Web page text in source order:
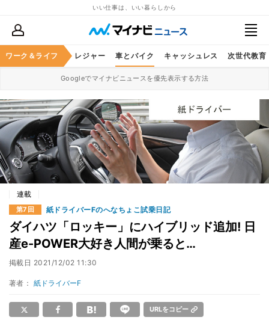
いい仕事は、いい暮らしから
ワーク＆ライフ
スケア グルメ レジャー 車とバイク キャッシュレス 次世代教育
Googleでマイナビニュースを優先表示する方法
連載
第7回 紙ドライバーFのへなちょこ試乗日記
ダイハツ「ロッキー」にハイブリッド追加! 日
産e-POWER大好き人間が乗ると…
掲載日 2021/12/02 11:30
著者： 紙ドライバーF
URLをコピー